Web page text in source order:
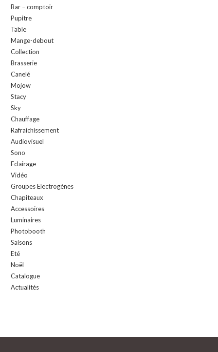
Bar – comptoir
Pupitre
Table
Mange-debout
Collection
Brasserie
Canelé
Mojow
Stacy
Sky
Chauffage
Rafraichissement
Audiovisuel
Sono
Eclairage
Vidéo
Groupes Electrogènes
Chapiteaux
Accessoires
Luminaires
Photobooth
Saisons
Eté
Noël
Catalogue
Actualités